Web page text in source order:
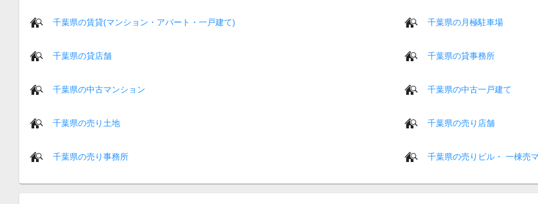
千葉県の賃貸(マンション・アパート・一戸建て) 千葉県の月極駐車場
千葉県の貸店舗 千葉県の貸事務所
千葉県の中古マンション 千葉県の中古一戸建て
千葉県の売り土地 千葉県の売り店舗
千葉県の売り事務所 千葉県の売りビル・ 一棟売